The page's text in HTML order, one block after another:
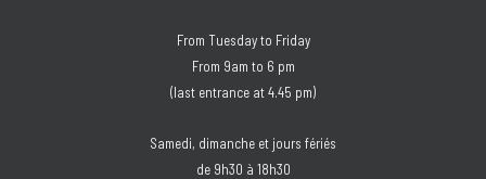
From Tuesday to Friday
From 9am to 6 pm
(last entrance at 4.45 pm)
Samedi, dimanche et jours fériés
de 9h30 à 18h30